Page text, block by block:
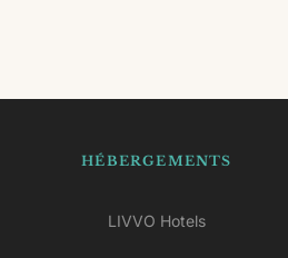
HÉBERGEMENTS
LIVVO Hotels